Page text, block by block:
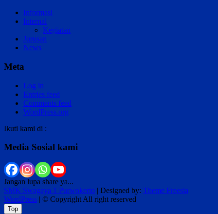
Informasi
Internal
Kegiatan
Jurusan
News
Meta
Log in
Entries feed
Comments feed
WordPress.org
Ikuti kami di :
Media Sosial kami
Jangan lupa share ya...
SMK Swagaya 1 Purwokerto | Designed by: Theme Freesia |
WordPress | © Copyright All right reserved
Top